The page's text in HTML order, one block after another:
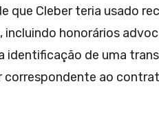
que Cleber teria usado
honorários
de uma
correspondente ao